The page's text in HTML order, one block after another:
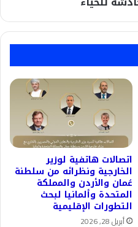
اتصالات هاتفية لوزير
الخارجية ونظرائه من سلطنة
عُمان والأردن والمملكة
المتحدة وألمانيا لبحث
التطورات الإقليمية
أبريل 28, 2026